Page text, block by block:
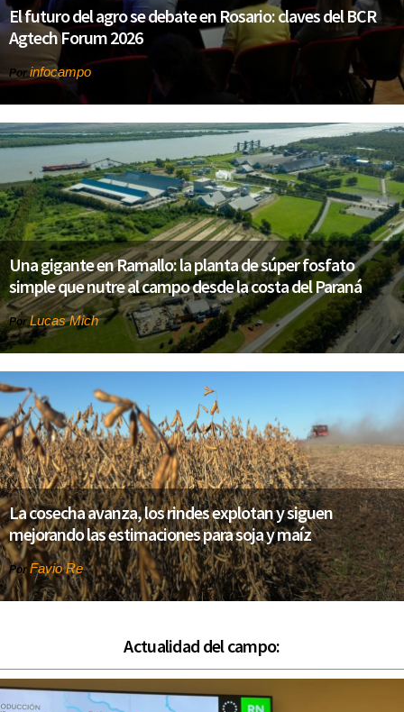
El futuro del agro se debate en Rosario: claves del BCR
Agtech Forum 2026
Por infocampo
Una gigante en Ramallo: la planta de súper fosfato
simple que nutre al campo desde la costa del Paraná
Por Lucas Mich
La cosecha avanza, los rindes explotan y siguen
mejorando las estimaciones para soja y maíz
Por Favio Re
Actualidad del campo: